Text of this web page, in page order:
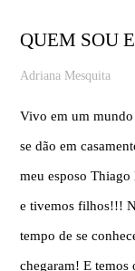
QUEM SOU
Adriana Mesquita
Vivo em um mundo
se dão em
meu esposo
e tivemos filhos!!!
tempo de se
chegaram! E temos